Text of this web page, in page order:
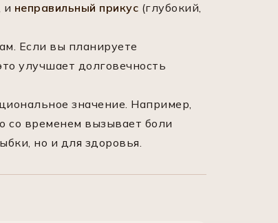
и неправильный прикус (глубокий,
Если вы планируете
улучшает долговечность
значение. Например,
со временем вызывает боли
но и для здоровья.